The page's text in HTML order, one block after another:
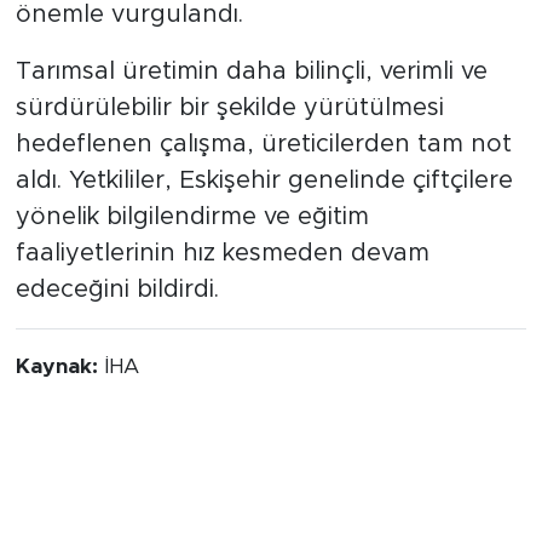
önemle vurgulandı.
Tarımsal üretimin daha bilinçli, verimli ve
sürdürülebilir bir şekilde yürütülmesi
hedeflenen çalışma, üreticilerden tam not
aldı. Yetkililer, Eskişehir genelinde çiftçilere
yönelik bilgilendirme ve eğitim
faaliyetlerinin hız kesmeden devam
edeceğini bildirdi.
Kaynak: İHA